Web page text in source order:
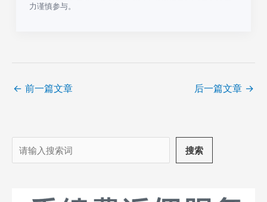
力谨慎参与。
← 前一篇文章 后一篇文章 →
搜
索
搜索